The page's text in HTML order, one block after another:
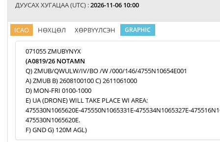
ДУУСАХ ХУГАЦАА (UTC) :2026-11-06 10:00
ICAO НӨХЦӨЛ ХӨРВҮҮЛСЭН GRAPHIC
071055 ZMUBYNYX
(A0819/26 NOTAMN
Q) ZMUB/QWULW/IV/BO /W /000/146/4755N10654E001
A) ZMUB B) 2608100100 C) 2611061000
D) MON-FRI 0100-1000
E) UA (DRONE) WILL TAKE PLACE WI AREA:
475530N1065620E-475550N1065331E-475534N1065327E-
475530N1065620E.
F) GND G) 120M AGL)